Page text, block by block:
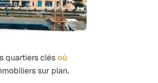
quartiers clésoù
sur plan.